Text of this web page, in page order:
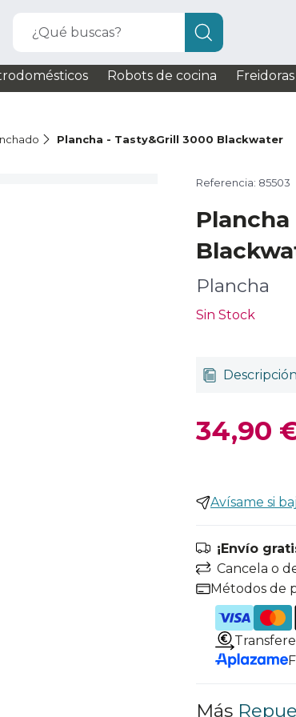
¿Qué buscas?
Robots de cocina
Plancha - Tasty&Grill 3000 Blackwater
Referencia: 85503
Plancha
Sin Stock
Descripción
34,90
Avísame si
¡Envío
Cancela o
Métodos de
Más